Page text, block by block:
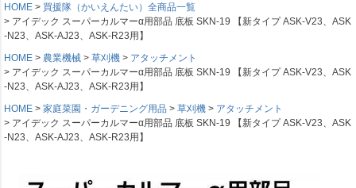
HOME
買援隊（かいえんたい）全商品一覧
アイデック スーパーカルマーα用部品 底板 SKN-19 【新タイプ ASK-V23、ASK
-N23、ASK-AJ23、ASK-R23用】
HOME
農業機械 草刈機
アタッチメント
アイデック スーパーカルマーα用部品 底板 SKN-19 【新タイプ ASK-V23、ASK
-N23、ASK-AJ23、ASK-R23用】
HOME
家庭菜園・ガーデニング用品 草刈機
アタッチメント
アイデック スーパーカルマーα用部品 底板 SKN-19 【新タイプ ASK-V23、ASK
-N23、ASK-AJ23、ASK-R23用】